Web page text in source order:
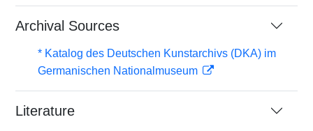
Archival Sources
* Katalog des Deutschen Kunstarchivs (DKA) im
Germanischen Nationalmuseum
Literature